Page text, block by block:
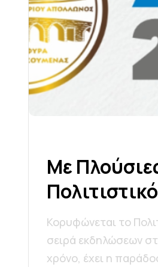
ΜΕΠΛΟΎΣΙΕ
ΠΟΛΙΤΙΣΤΙΚΌ
Κορυφώνεται το
σειρά εκδηλώσεων
χρόνο, έχει η